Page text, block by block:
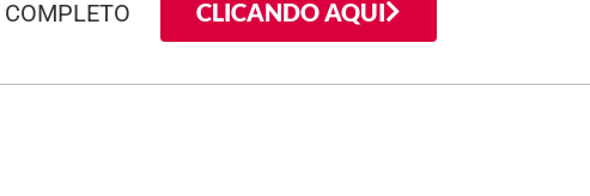
COMPLETO CLICANDO AQUI